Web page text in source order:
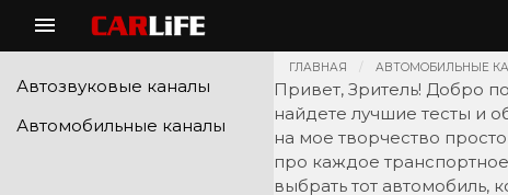
Автозвуковые каналы
Автомобильные каналы
ГЛАВНАЯ АВТОМОБИЛЬНЫЕ
Привет, Зритель! Добро
найдете лучшие тесты и
на мое творчество
про каждое
выбрать тот